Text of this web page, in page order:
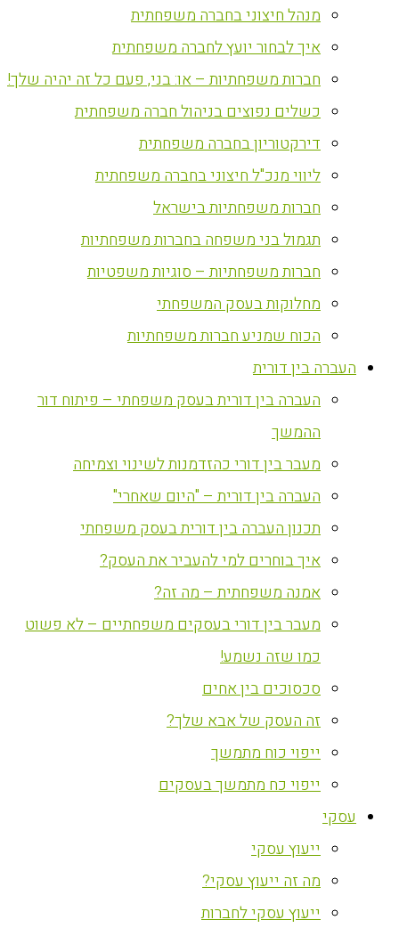
מנהל חיצוני בחברה משפחתית
איך לבחור יועץ לחברה משפחתית
חברות משפחתיות – או: בני, פעם כל זה יהיה שלך!
כשלים נפוצים בניהול חברה משפחתית
דירקטוריון בחברה משפחתית
ליווי מנכ"ל חיצוני בחברה משפחתית
חברות משפחתיות בישראל
תגמול בני משפחה בחברות משפחתיות
חברות משפחתיות – סוגיות משפטיות
מחלוקות בעסק המשפחתי
הכוח שמניע חברות משפחתיות
העברה בין דורית
העברה בין דורית בעסק משפחתי – פיתוח דור
ההמשך
מעבר בין דורי כהזדמנות לשינוי וצמיחה
העברה בין דורית – "היום שאחרי"
תכנון העברה בין דורית בעסק משפחתי
איך בוחרים למי להעביר את העסק?
אמנה משפחתית – מה זה?
מעבר בין דורי בעסקים משפחתיים – לא פשוט
כמו שזה נשמע!
סכסוכים בין אחים
זה העסק של אבא שלך?
ייפוי כוח מתמשך
ייפוי כח מתמשך בעסקים
עסקי
ייעוץ עסקי
מה זה ייעוץ עסקי?
ייעוץ עסקי לחברות